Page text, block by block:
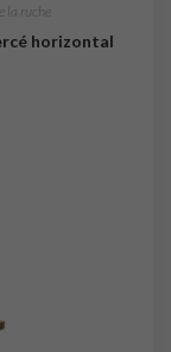
la ruche
horizontal